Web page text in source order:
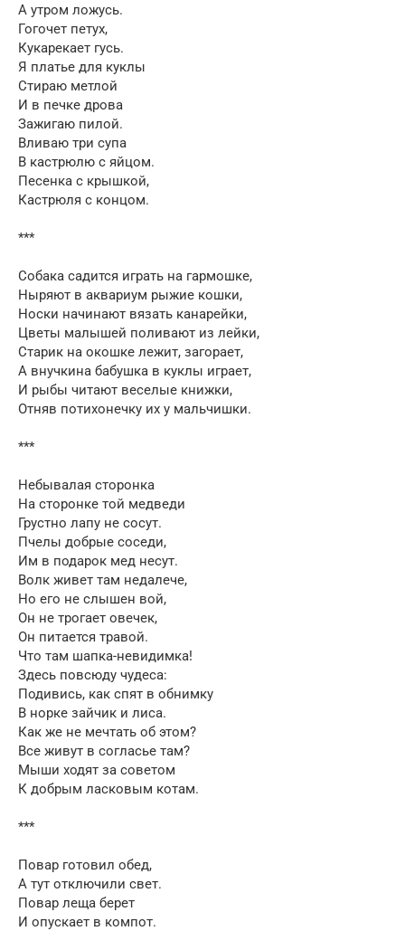
А утром ложусь.
Гогочет петух,
Кукарекает гусь.
Я платье для куклы
Стираю метлой
И в печке дрова
Зажигаю пилой.
Вливаю три супа
В кастрюлю с яйцом.
Песенка с крышкой,
Кастрюля с концом.
***
Собака садится играть на гармошке,
Ныряют в аквариум рыжие кошки,
Носки начинают вязать канарейки,
Цветы малышей поливают из лейки,
Старик на окошке лежит, загорает,
А внучкина бабушка в куклы играет,
И рыбы читают веселые книжки,
Отняв потихонечку их у мальчишки.
***
Небывалая сторонка
На сторонке той медведи
Грустно лапу не сосут.
Пчелы добрые соседи,
Им в подарок мед несут.
Волк живет там недалече,
Но его не слышен вой,
Он не трогает овечек,
Он питается травой.
Что там шапка-невидимка!
Здесь повсюду чудеса:
Подивись, как спят в обнимку
В норке зайчик и лиса.
Как же не мечтать об этом?
Все живут в согласье там?
Мыши ходят за советом
К добрым ласковым котам.
***
Повар готовил обед,
А тут отключили свет.
Повар леща берет
И опускает в компот.